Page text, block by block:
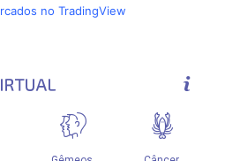
no TradingView